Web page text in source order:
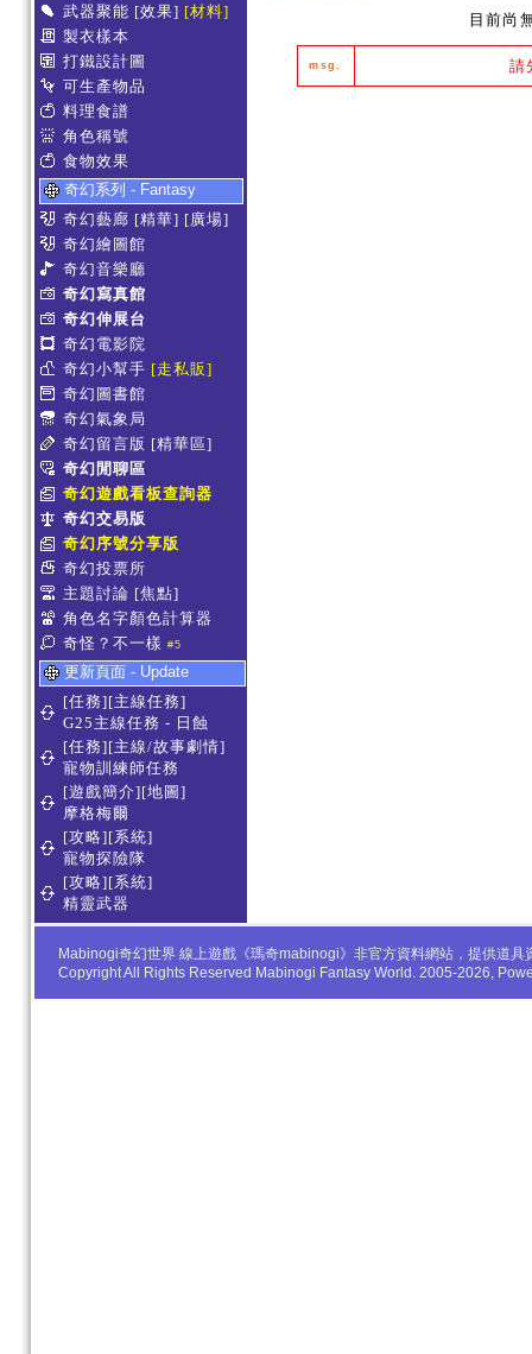
武器聚能 [效果] [材料]
製衣樣本
打鐵設計圖
可生產物品
料理食譜
角色稱號
食物效果
奇幻系列 - Fantasy
奇幻藝廊 [精華] [廣場]
奇幻繪圖館
奇幻音樂廳
奇幻寫真館
奇幻伸展台
奇幻電影院
奇幻小幫手 [走私販]
奇幻圖書館
奇幻氣象局
奇幻留言版 [精華區]
奇幻閒聊區
奇幻遊戲看板查詢器
奇幻交易版
奇幻序號分享版
奇幻投票所
主題討論 [焦點]
角色名字顏色計算器
奇怪？不一樣 #5
更新頁面 - Update
[任務][主線任務]
G25主線任務 - 日蝕
[任務][主線/故事劇情]
寵物訓練師任務
[遊戲簡介][地圖]
摩格梅爾
[攻略][系統]
寵物探險隊
[攻略][系統]
精靈武器
目前尚
msg. 請
Mabinogi奇幻世界 線上遊戲《瑪奇mabinogi》非官方資料網站，提供道
Copyright All Rights Reserved Mabinogi Fantasy World. 2005-2026,